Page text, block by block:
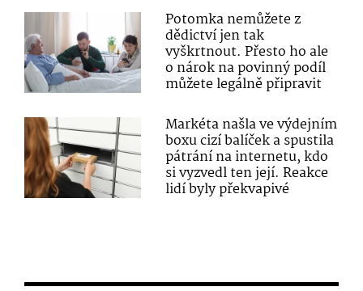
Potomka nemůžete z
dědictví jen tak
vyškrtnout. Přesto ho ale
o nárok na povinný podíl
můžete legálně připravit
Markéta našla ve výdejním
boxu cizí balíček a spustila
pátrání na internetu, kdo
si vyzvedl ten její. Reakce
lidí byly překvapivé